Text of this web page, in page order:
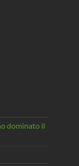
dominato il